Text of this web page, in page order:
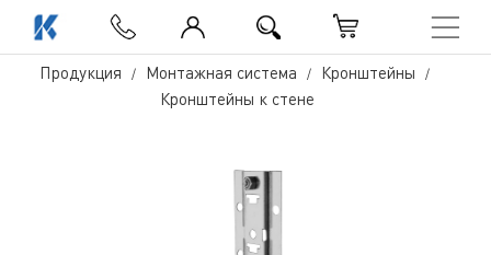
Продукция Монтажная система
Кронштейны
Кронштейны к стене